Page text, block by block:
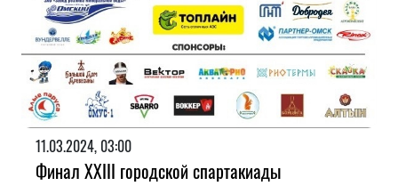
11.03.2024, 03:00
Финал XXIII городской спартакиады